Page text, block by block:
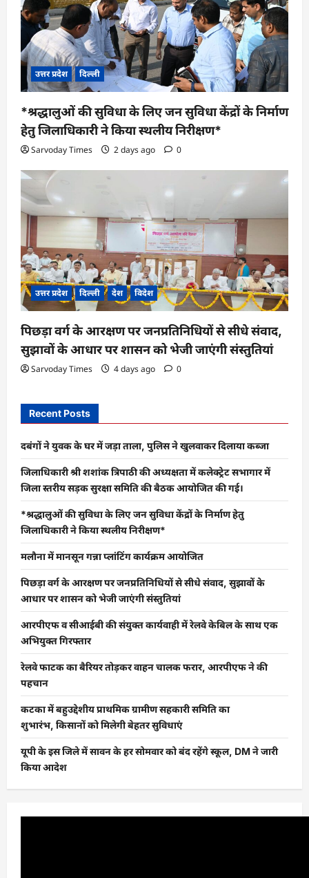
उत्तर प्रदेश दिल्ली
*श्रद्धालुओं की सुविधा के लिए जन सुविधा केंद्रों के निर्माण
हेतु जिलाधिकारी ने किया स्थलीय निरीक्षण*
Sarvoday Times 2 days ago 0
उत्तर प्रदेश दिल्ली देश विदेश
पिछड़ा वर्ग के आरक्षण पर जनप्रतिनिधियों से सीधे संवाद,
सुझावों के आधार पर शासन को भेजी जाएंगी संस्तुतियां
Sarvoday Times 4 days ago 0
Recent Posts
दबंगों ने युवक के घर में जड़ा ताला, पुलिस ने खुलवाकर दिलाया कब्जा
जिलाधिकारी श्री शशांक त्रिपाठी की अध्यक्षता में कलेक्ट्रेट सभागार में
जिला स्तरीय सड़क सुरक्षा समिति की बैठक आयोजित की गई।
*श्रद्धालुओं की सुविधा के लिए जन सुविधा केंद्रों के निर्माण हेतु
जिलाधिकारी ने किया स्थलीय निरीक्षण*
मलौना में मानसून गन्ना प्लांटिंग कार्यक्रम आयोजित
पिछड़ा वर्ग के आरक्षण पर जनप्रतिनिधियों से सीधे संवाद, सुझावों के
आधार पर शासन को भेजी जाएंगी संस्तुतियां
आरपीएफ व सीआईबी की संयुक्त कार्यवाही में रेलवे केबिल के साथ एक
अभियुक्त गिरफ्तार
रेलवे फाटक का बैरियर तोड़कर वाहन चालक फरार, आरपीएफ ने की
पहचान
कटका में बहुउद्देशीय प्राथमिक ग्रामीण सहकारी समिति का
शुभारंभ, किसानों को मिलेगी बेहतर सुविधाएं
यूपी के इस जिले में सावन के हर सोमवार को बंद रहेंगे स्कूल, DM ने जारी
किया आदेश